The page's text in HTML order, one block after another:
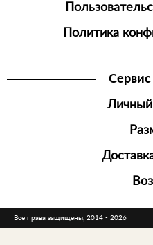
Политика
Сервис
Личный
Все права защищены, 2014 - 2026